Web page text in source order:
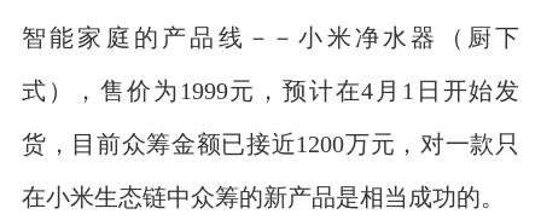
智能家庭的产品线－－小米净水器（厨下
式），售价为1999元，预计在4月1日开始发
货，目前众筹金额已接近1200万元，对一款只
在小米生态链中众筹的新产品是相当成功的。